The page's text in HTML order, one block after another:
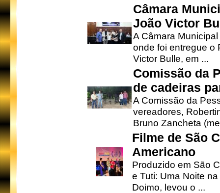
Câmara
João Victor
A Câmara
onde foi entregue o
Victor Bulle, em ...
Comissão da
de cadeiras
A Comissão da
vereadores,
Bruno Zancheta
Filme de São
Americano
Produzido em São
e Tuti: Uma Noite
Doimo, levou o ...